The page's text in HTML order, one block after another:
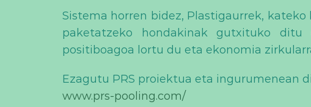
Sistema horren bidez, Plastigaurrek,
paketatzeko hondakinak gutxituko
positiboagoa lortu du eta ekonomia
Ezagutu PRS proiektua eta ingurumenean
www.prs-pooling.com/